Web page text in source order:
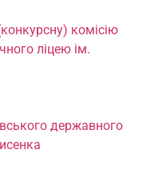
комісію
ліцею ім.
державного